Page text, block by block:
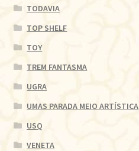
TODAVIA
TOP SHELF
TOY
TREM FANTASMA
UGRA
UMAS PARADA MEIO ARTÍSTICA
USQ
VENETA